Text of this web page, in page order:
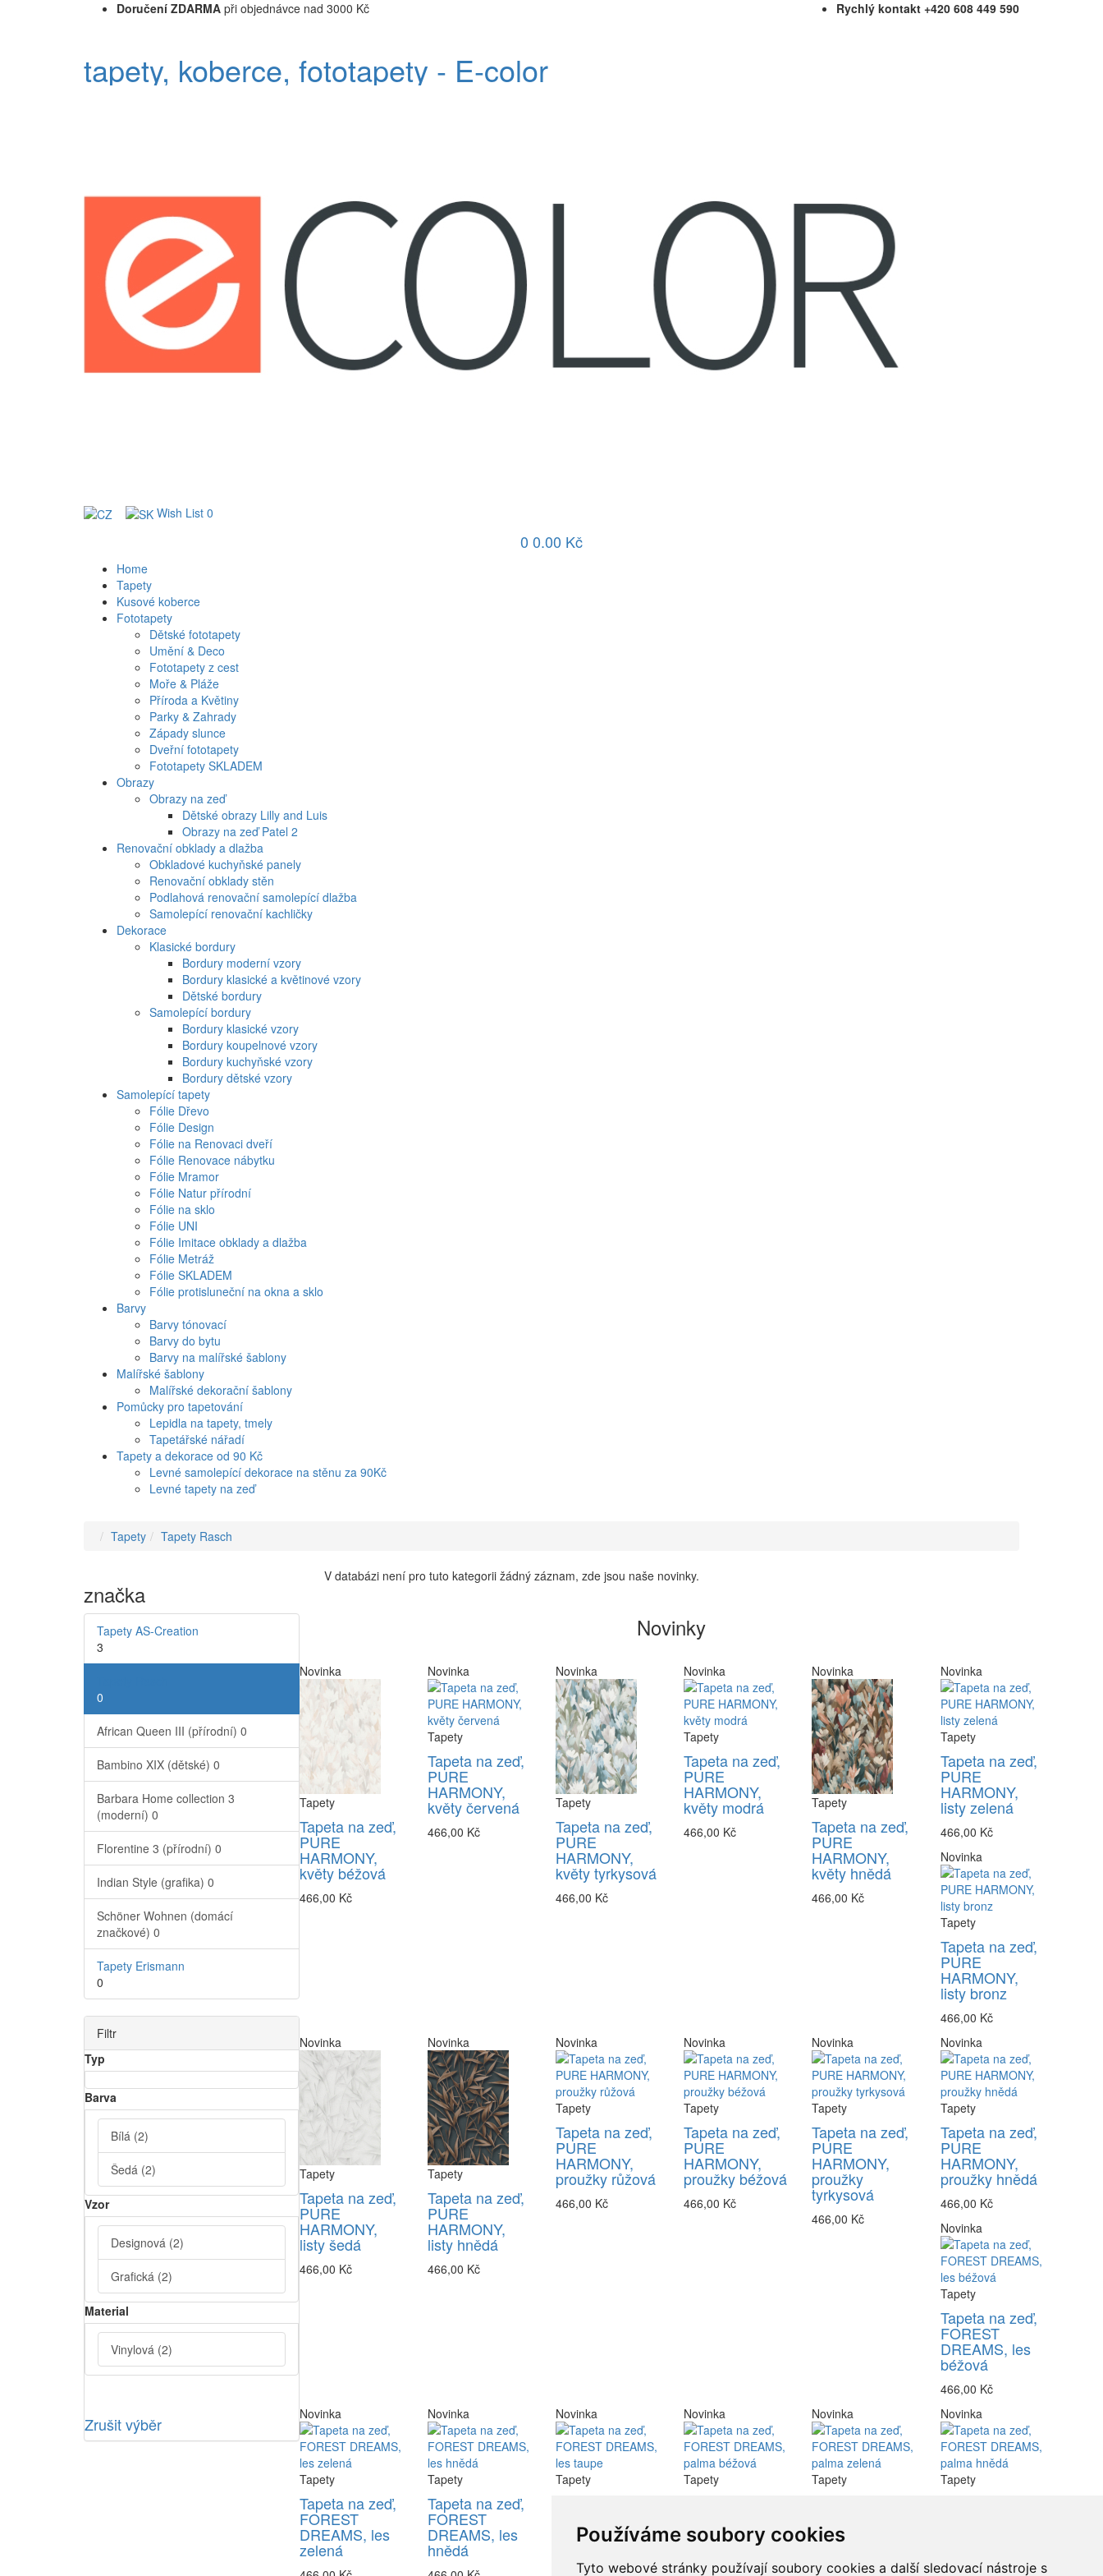
Používáme soubory cookies
Tyto webové stránky používají soubory cookies a další sledovací nástroje s
Doručení ZDARMA při objednávce nad 3000 Kč Rychlý kontakt +420 608 449 590
tapety, koberce, fototapety - E-color
Wish List 0
0 0.00 Kč
Home
Tapety
Kusové koberce
Fototapety
Dětské fototapety
Umění & Deco
Fototapety z cest
Moře & Pláže
Příroda a Květiny
Parky & Zahrady
Západy slunce
Dveřní fototapety
Fototapety SKLADEM
Obrazy
Obrazy na zeď
Dětské obrazy Lilly and Luis
Obrazy na zeď Patel 2
Renovační obklady a dlažba
Obkladové kuchyňské panely
Renovační obklady stěn
Podlahová renovační samolepící dlažba
Samolepící renovační kachličky
Dekorace
Klasické bordury
Bordury moderní vzory
Bordury klasické a květinové vzory
Dětské bordury
Samolepící bordury
Bordury klasické vzory
Bordury koupelnové vzory
Bordury kuchyňské vzory
Bordury dětské vzory
Samolepící tapety
Fólie Dřevo
Fólie Design
Fólie na Renovaci dveří
Fólie Renovace nábytku
Fólie Mramor
Fólie Natur přírodní
Fólie na sklo
Fólie UNI
Fólie Imitace obklady a dlažba
Fólie Metráž
Fólie SKLADEM
Fólie protisluneční na okna a sklo
Barvy
Barvy tónovací
Barvy do bytu
Barvy na malířské šablony
Malířské šablony
Malířské dekorační šablony
Pomůcky pro tapetování
Lepidla na tapety, tmely
Tapetářské nářadí
Tapety a dekorace od 90 Kč
Levné samolepící dekorace na stěnu za 90Kč
Levné tapety na zeď
Tapety Tapety Rasch
značka
Tapety AS-Creation
3
0
African Queen III (přírodní) 0
Bambino XIX (dětské) 0
Barbara Home collection 3
(moderní) 0
Florentine 3 (přírodní) 0
Indian Style (grafika) 0
Schöner Wohnen (domácí
značkové) 0
Tapety Erismann
0
Filtr
Typ
Barva
Bílá (2)
Šedá (2)
Vzor
Designová (2)
Grafická (2)
Material
Vinylová (2)
Zrušit výběr
V databázi není pro tuto kategorii žádný záznam, zde jsou naše novinky.
Novinky
Novinka
Tapety
Tapeta na zeď,
PURE
HARMONY,
květy béžová
466,00 Kč
Novinka
Tapety
Tapeta na zeď,
PURE
HARMONY,
květy červená
466,00 Kč
Novinka
Tapety
Tapeta na zeď,
PURE
HARMONY,
květy tyrkysová
466,00 Kč
Novinka
Tapety
Tapeta na zeď,
PURE
HARMONY,
květy modrá
466,00 Kč
Novinka
Tapety
Tapeta na zeď,
PURE
HARMONY,
květy hnědá
466,00 Kč
Novinka
Tapety
Tapeta na zeď,
PURE
HARMONY,
listy zelená
466,00 Kč
Novinka
Tapety
Tapeta na zeď,
PURE
HARMONY,
listy bronz
466,00 Kč
Novinka
Tapety
Tapeta na zeď,
PURE
HARMONY,
listy šedá
466,00 Kč
Novinka
Tapety
Tapeta na zeď,
PURE
HARMONY,
listy hnědá
466,00 Kč
Novinka
Tapety
Tapeta na zeď,
PURE
HARMONY,
proužky růžová
466,00 Kč
Novinka
Tapety
Tapeta na zeď,
PURE
HARMONY,
proužky béžová
466,00 Kč
Novinka
Tapety
Tapeta na zeď,
PURE
HARMONY,
proužky
tyrkysová
466,00 Kč
Novinka
Tapety
Tapeta na zeď,
PURE
HARMONY,
proužky hnědá
466,00 Kč
Novinka
Tapety
Tapeta na zeď,
FOREST
DREAMS, les
béžová
466,00 Kč
Novinka
Tapety
Tapeta na zeď,
FOREST
DREAMS, les
zelená
Novinka
Tapety
Tapeta na zeď,
FOREST
DREAMS, les
hnědá
Novinka
Tapety
DREAMS, les
Novinka
Tapety
DREAMS,
palma béžová
Novinka
Tapety
DREAMS,
Novinka
Tapety